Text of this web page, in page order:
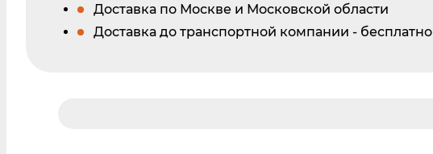
Доставка по Москве и Московской области
Доставка до транспортной компании - бесплатно